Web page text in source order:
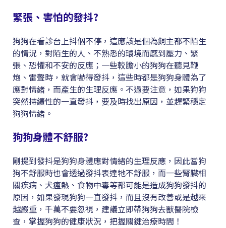
緊張、害怕的發抖?
狗狗在看診台上抖個不停，這應該是個為飼主都不陌生
的情況，對陌生的人、不熟悉的環境而感到壓力、緊
張、恐懼和不安的反應；一些較膽小的狗狗在聽見鞭
炮、雷聲時，就會嚇得發抖，這些時都是狗狗身體為了
應對情緒，而產生的生理反應。不過要注意，如果狗狗
突然持續性的一直發抖，要及時找出原因，並趕緊穩定
狗狗情緒。
狗狗身體不舒服?
剛提到發抖是狗狗身體應對情緒的生理反應，因此當狗
狗不舒服時也會透過發抖表達牠不舒服，而一些腎臟相
關疾病、犬瘟熱、食物中毒等都可能是造成狗狗發抖的
原因，如果發現狗狗一直發抖，而且沒有改善或是越來
越嚴重，千萬不要忽視，建議立即帶狗狗去獸醫院檢
查，掌握狗狗的健康狀況，把握關鍵治療時間！